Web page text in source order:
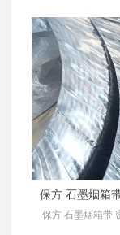
1. ‌材料与结构‌
基础材料‌：通常由高纯度石墨（鳞片石墨或
1
2。
特殊处理‌：部分石墨填料环经过
保方 石墨烟箱带